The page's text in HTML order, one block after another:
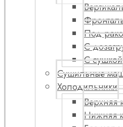
Под
С
С сушкой
Сушильные
Холодильники
Верхняя
Нижняя